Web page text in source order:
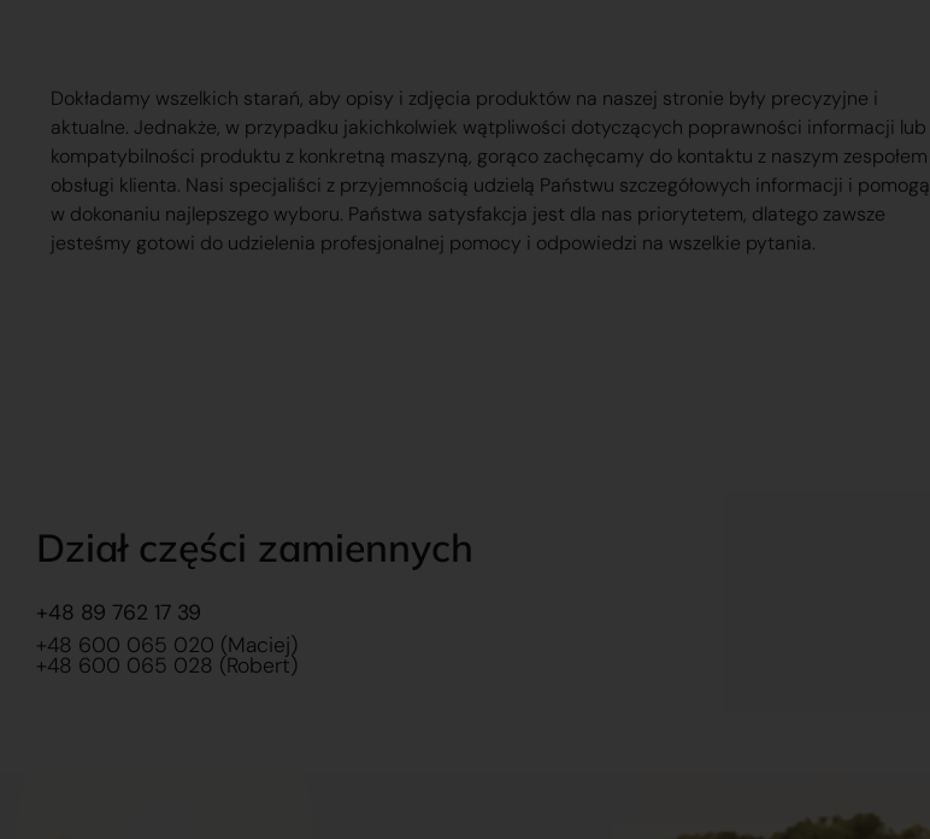
Dokładamy wszelkich starań, aby opisy i zdjęcia produktów na naszej stronie były precyzyjne i
aktualne. Jednakże, w przypadku jakichkolwiek wątpliwości dotyczących poprawności informacji lub
kompatybilności produktu z konkretną maszyną, gorąco zachęcamy do kontaktu z naszym zespołem
obsługi klienta. Nasi specjaliści z przyjemnością udzielą Państwu szczegółowych informacji i pomogą
w dokonaniu najlepszego wyboru. Państwa satysfakcja jest dla nas priorytetem, dlatego zawsze
jesteśmy gotowi do udzielenia profesjonalnej pomocy i odpowiedzi na wszelkie pytania.
Dział części zamiennych
+48 89 762 17 39
+48 600 065 020 (Maciej)
+48 600 065 028 (Robert)